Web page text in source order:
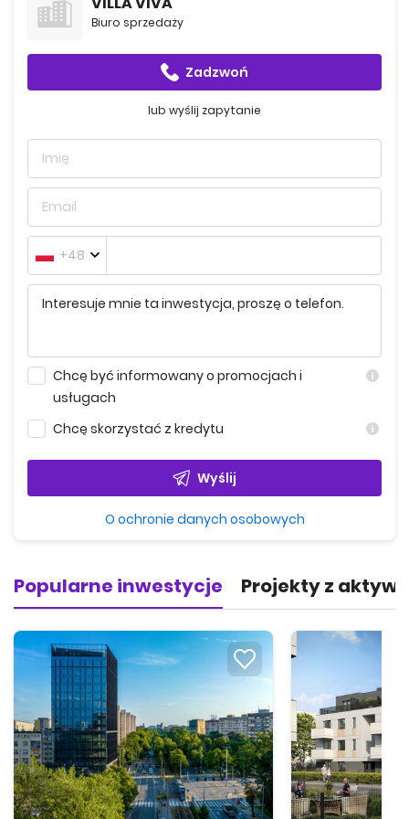
Biuro sprzedaży
Zadzwoń
lub wyślij zapytanie
+48
Chcę być informowany o promocjach i
usługach
Chcę skorzystać z kredytu
Wyślij
O ochronie danych osobowych
Popularne inwestycje Projekty z